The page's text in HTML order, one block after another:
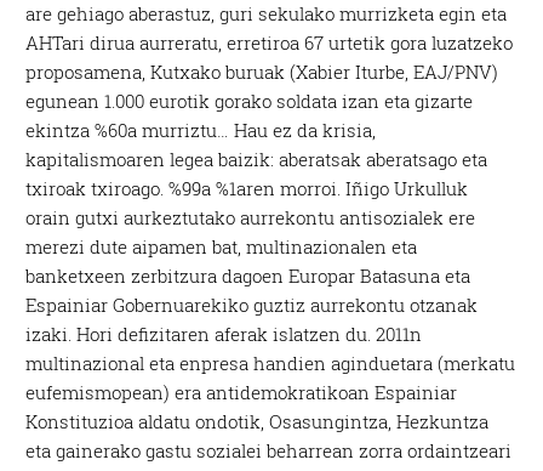
are gehiago aberastuz, guri sekulako murrizketa egin eta
AHTari dirua aurreratu, erretiroa 67 urtetik gora luzatzeko
proposamena, Kutxako buruak (Xabier Iturbe, EAJ/PNV)
egunean 1.000 eurotik gorako soldata izan eta gizarte
ekintza %60a murriztu… Hau ez da krisia,
kapitalismoaren legea baizik: aberatsak aberatsago eta
txiroak txiroago. %99a %1aren morroi. Iñigo Urkulluk
orain gutxi aurkeztutako aurrekontu antisozialek ere
merezi dute aipamen bat, multinazionalen eta
banketxeen zerbitzura dagoen Europar Batasuna eta
Espainiar Gobernuarekiko guztiz aurrekontu otzanak
izaki. Hori defizitaren aferak islatzen du. 2011n
multinazional eta enpresa handien aginduetara (merkatu
eufemismopean) era antidemokratikoan Espainiar
Konstituzioa aldatu ondotik, Osasungintza, Hezkuntza
eta gainerako gastu sozialei beharrean zorra ordaintzeari